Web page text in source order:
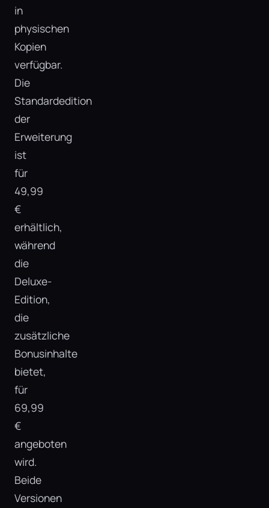
in
physischen
Kopien
verfügbar.
Die
Standardedition
der
Erweiterung
ist
für
49,99
€
erhältlich,
während
die
Deluxe-
Edition,
die
zusätzliche
Bonusinhalte
bietet,
für
69,99
€
angeboten
wird.
Beide
Versionen